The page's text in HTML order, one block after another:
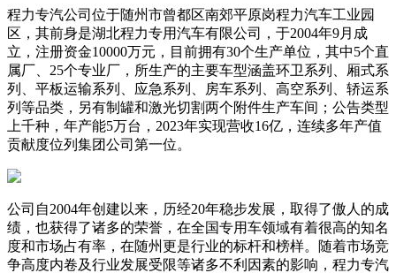
程力专汽公司位于随州市曾都区南郊平原岗程力汽车工业园
区，其前身是湖北程力专用汽车有限公司，于2004年9月成
立，注册资金10000万元，目前拥有30个生产单位，其中5个直
属厂、25个专业厂，所生产的主要车型涵盖环卫系列、厢式系
列、平板运输系列、应急系列、房车系列、高空系列、轿运系
列等品类，另有制罐和激光切割两个附件生产车间；公告类型
上千种，年产能5万台，2023年实现营收16亿，连续多年产值
贡献度位列集团公司第一位。
公司自2004年创建以来，历经20年稳步发展，取得了傲人的成
绩，也获得了诸多的荣誉，在全国专用车领域有着很高的知名
度和市场占有率，在随州更是行业的标杆和榜样。随着市场竞
争高度内卷及行业发展受限等诸多不利因素的影响，程力专汽